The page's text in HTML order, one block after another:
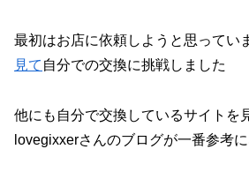
最初はお店に依頼しようと思ってい
見て 自分での交換に挑戦しました
他にも自分で交換しているサイトを
lovegixxerさんのブログが一番参考